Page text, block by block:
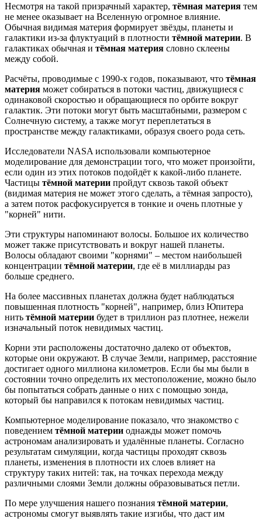
Несмотря на такой призрачный характер, тёмная материя тем
не менее оказывает на Вселенную огромное влияние.
Обычная видимая материя формирует звёзды, планеты и
галактики из-за флуктуаций в плотности тёмной материи. В
галактиках обычная и тёмная материя словно склеены
между собой.
Расчёты, проводимые с 1990-х годов, показывают, что тёмная
материя может собираться в потоки частиц, движущиеся с
одинаковой скоростью и обращающиеся по орбите вокруг
галактик. Эти потоки могут быть масштабными, размером с
Солнечную систему, а также могут переплетаться в
пространстве между галактиками, образуя своего рода сеть.
Исследователи NASA использовали компьютерное
моделирование для демонстрации того, что может произойти,
если один из этих потоков подойдёт к какой-либо планете.
Частицы тёмной материи пройдут сквозь такой объект
(видимая материя не может этого сделать, а тёмная запросто),
а затем поток расфокусируется в тонкие и очень плотные у
"корней" нити.
Эти структуры напоминают волосы. Большое их количество
может также присутствовать и вокруг нашей планеты.
Волосы обладают своими "корнями" – местом наибольшей
концентрации тёмной материи, где её в миллиарды раз
больше среднего.
На более массивных планетах должна будет наблюдаться
повышенная плотность "корней", например, близ Юпитера
нить тёмной материи будет в триллион раз плотнее, нежели
изначальный поток невидимых частиц.
Корни эти расположены достаточно далеко от объектов,
которые они окружают. В случае Земли, например, расстояние
достигает одного миллиона километров. Если бы мы были в
состоянии точно определить их местоположение, можно было
бы попытаться собрать данные о них с помощью зонда,
который бы направился к потокам невидимых частиц.
Компьютерное моделирование показало, что знакомство с
поведением тёмной материи однажды может помочь
астрономам анализировать и удалённые планеты. Согласно
результатам симуляции, когда частицы проходят сквозь
планеты, изменения в плотности их слоев влияет на
структуру таких нитей: так, на точках перехода между
различными слоями Земли должны образовываться петли.
По мере улучшения нашего познания тёмной материи,
астрономы смогут выявлять такие изгибы, что даст им